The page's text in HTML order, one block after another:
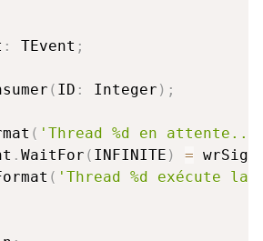
: TEvent ;
( ID : Integer ) ;
( 'Thread %d en
. WaitFor ( INFINITE ) =
( 'Thread %d exécute